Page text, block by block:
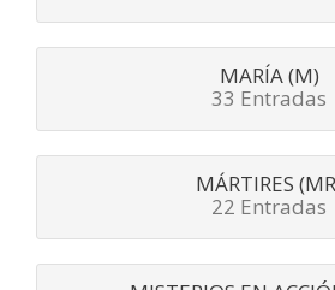
MARÍA (M)
33 Entradas
MÁRTIRES
22 Entradas